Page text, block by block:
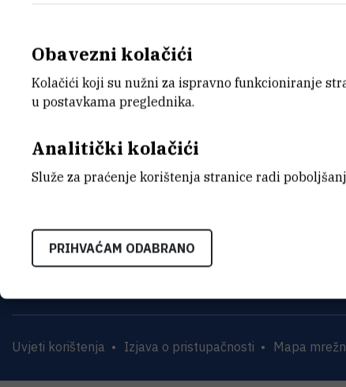
9. izmjene i dopune plana nabave
INSTITUT RUĐER
Bijenička cesta 54,
KONTAKTIRAJTE NAS
Uvjeti korištenja Izjava o pristupačnosti Mapa
Obavezni kolačići
Kolačići koji su nužni za ispravno funkcioniranje
u postavkama preglednika.
Analitički kolačići
Služe za praćenje korištenja stranice radi
PRIHVAĆAM ODABRANO